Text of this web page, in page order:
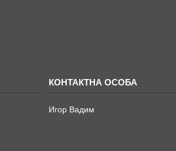
Игор Вадим